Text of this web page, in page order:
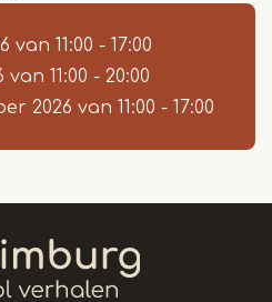
van 11:00 - 17:00
van 11:00 - 20:00
2026 van 11:00 - 17:00